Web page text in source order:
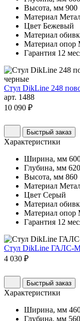
Высота, мм 900
Материал
Цвет Бежевый
Материал
Материал опор
Гарантия 12
Стул DikLine 248
арт. 1488
10 090 ₽
Быстрый заказ
Характеристики
Ширина, мм
Глубина, мм 620
Высота, мм 860
Материал
Цвет Серый
Материал
Материал опор
Гарантия 12
Стул DikLine ГАЛС-М
4 030 ₽
Быстрый заказ
Характеристики
Ширина, мм
Глубина, мм 560